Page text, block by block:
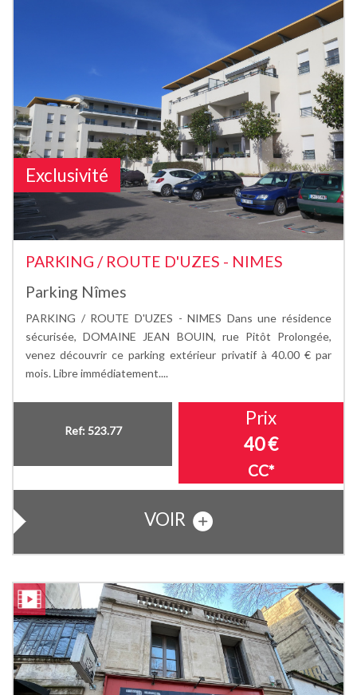
Exclusivité
PARKING / ROUTE D'UZES - NIMES
Parking Nîmes
PARKING / ROUTE D'UZES - NIMES Dans une résidence
sécurisée, DOMAINE JEAN BOUIN, rue Pitôt Prolongée,
venez découvrir ce parking extérieur privatif à 40.00 € par
mois. Libre immédiatement....
Ref: 523.77
Prix
40 €
CC*
VOIR